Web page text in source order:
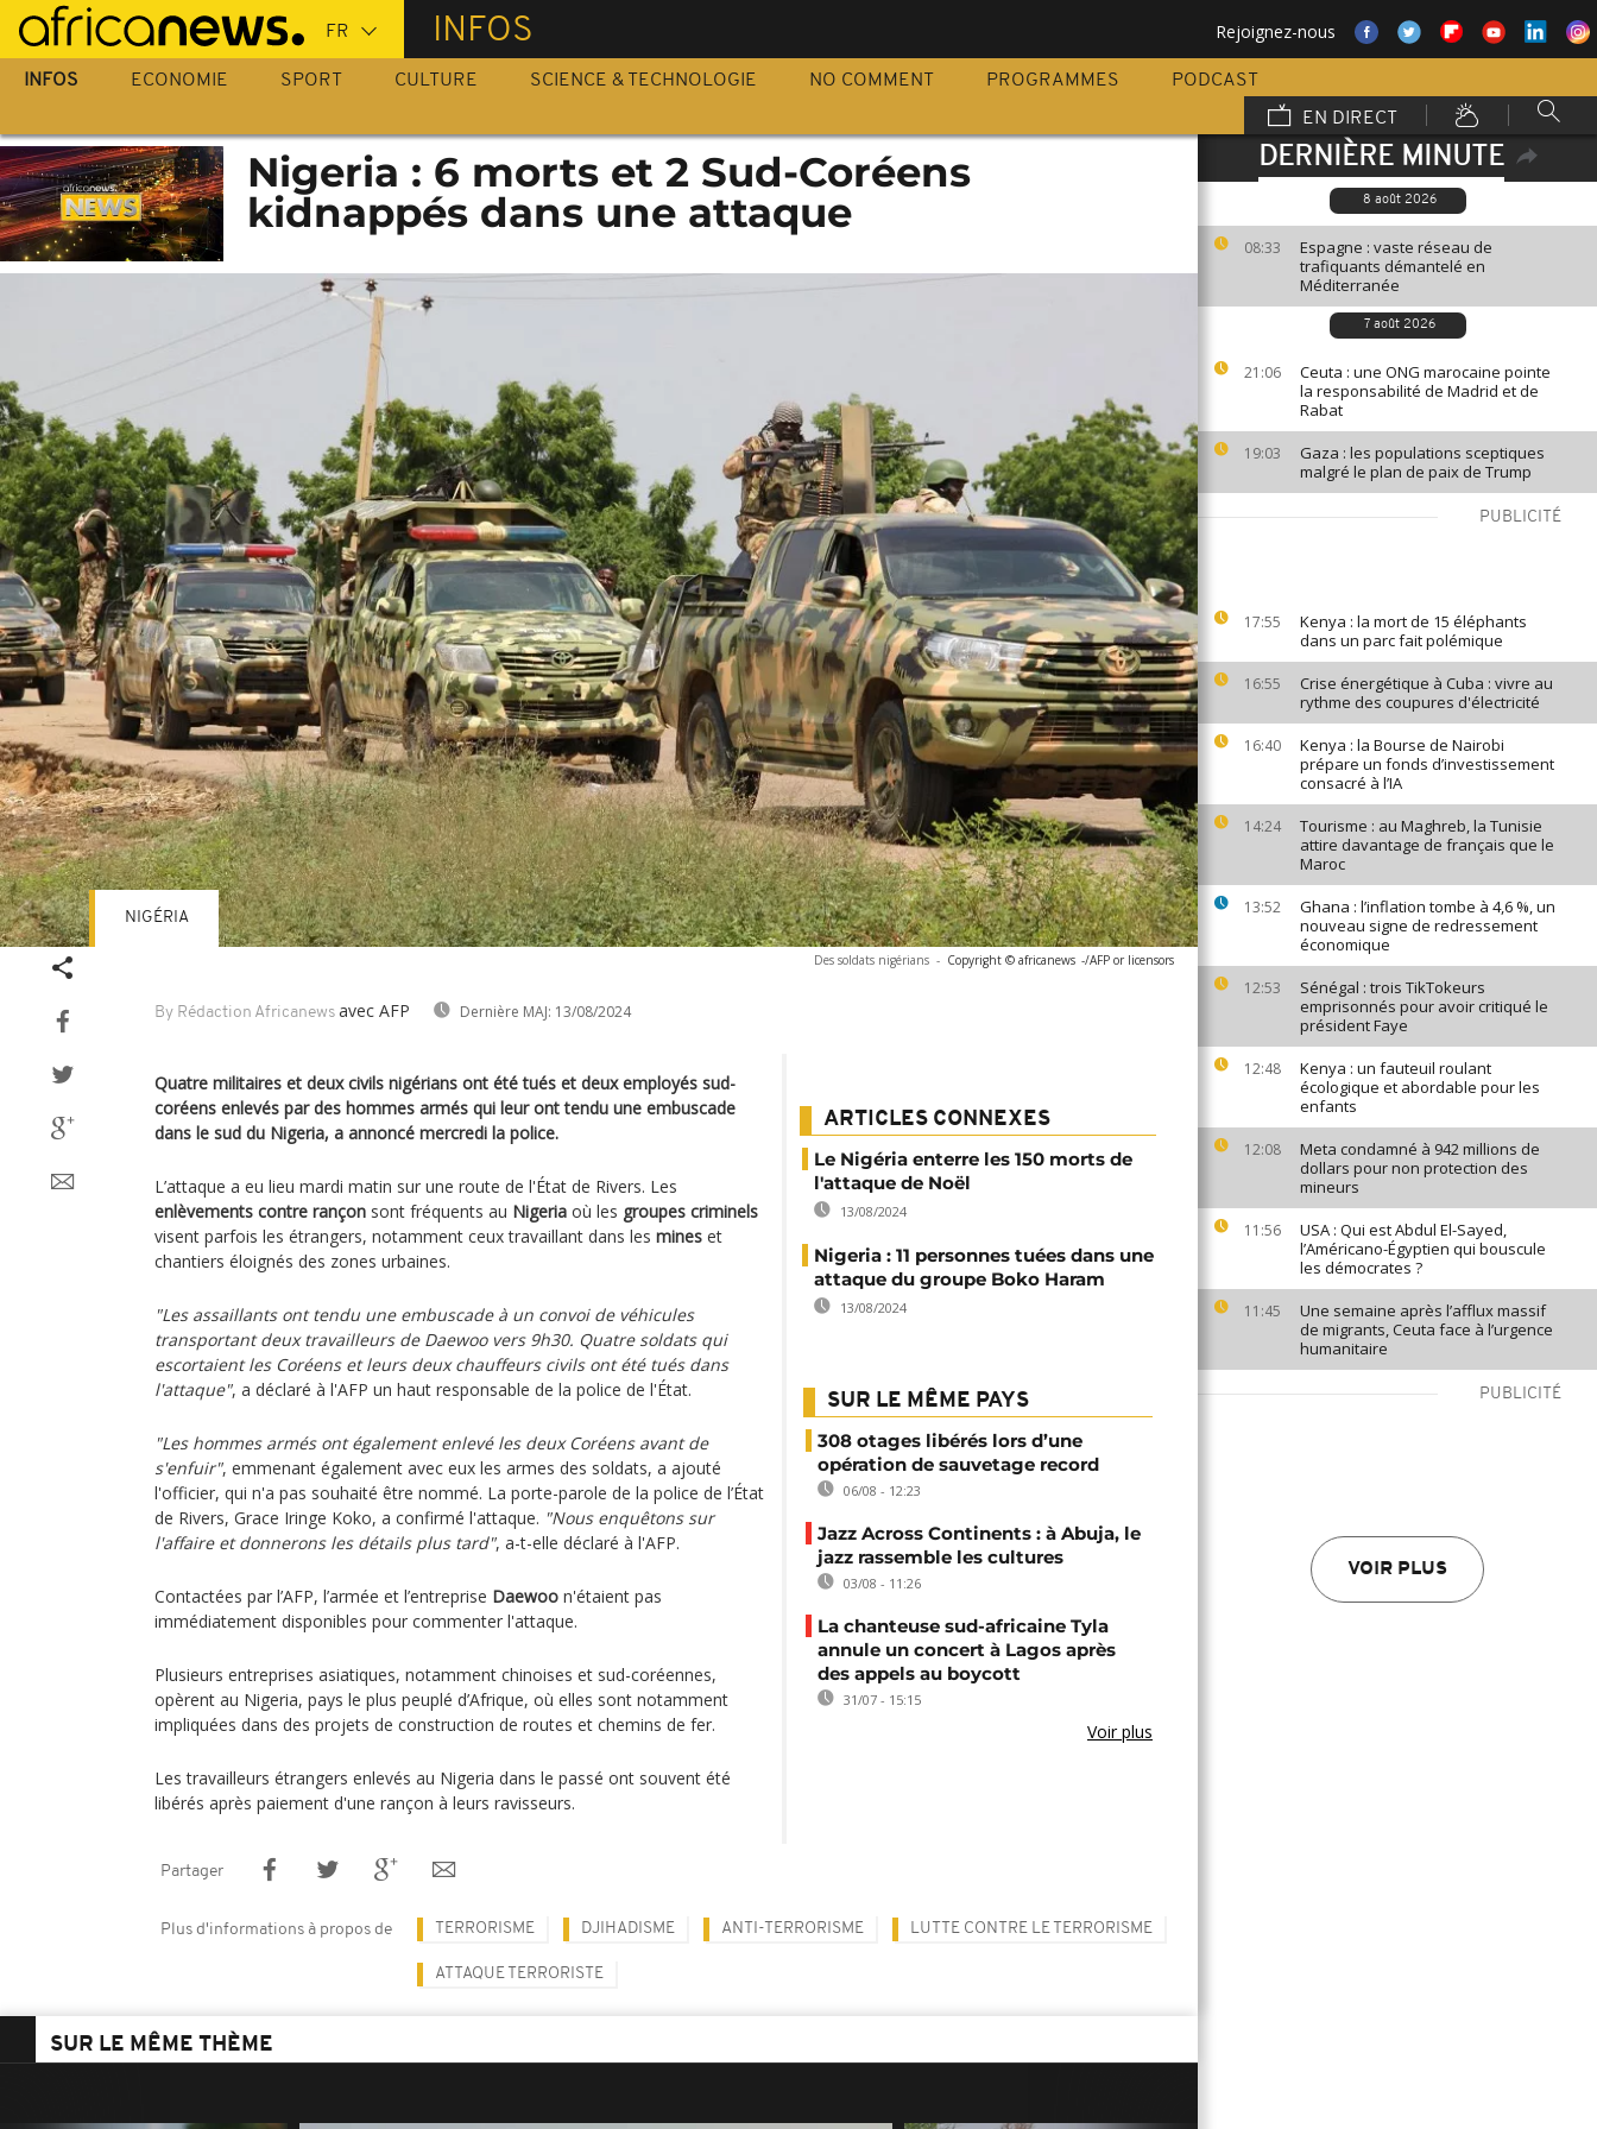
Passer
au
contenu
INFOS Rejoignez-nous
INFOS ECONOMIE SPORT CULTURE SCIENCE & TECHNOLOGIE NO COMMENT PROGRAMMES
PODCAST
EN DIRECT
DERNIÈRE MINUTE
8 août 2026
08:33
Espagne : vaste réseau de
trafiquants démantelé en
Méditerranée
7 août 2026
21:06
Ceuta : une ONG marocaine pointe
la responsabilité de Madrid et de
Rabat
19:03
Gaza : les populations sceptiques
malgré le plan de paix de Trump
PUBLICITÉ
17:55
Kenya : la mort de 15 éléphants
dans un parc fait polémique
16:55
Crise énergétique à Cuba : vivre au
rythme des coupures d'électricité
16:40
Kenya : la Bourse de Nairobi
prépare un fonds d’investissement
consacré à l’IA
14:24
Tourisme : au Maghreb, la Tunisie
attire davantage de français que le
Maroc
13:52
Ghana : l’inflation tombe à 4,6 %, un
nouveau signe de redressement
économique
12:53
Sénégal : trois TikTokeurs
emprisonnés pour avoir critiqué le
président Faye
12:48
Kenya : un fauteuil roulant
écologique et abordable pour les
enfants
12:08
Meta condamné à 942 millions de
dollars pour non protection des
mineurs
11:56
USA : Qui est Abdul El-Sayed,
l’Américano-Égyptien qui bouscule
les démocrates ?
11:45
Une semaine après l’afflux massif
de migrants, Ceuta face à l’urgence
humanitaire
PUBLICITÉ
VOIR PLUS
Nigeria : 6 morts et 2 Sud-Coréens
kidnappés dans une attaque
Des soldats nigérians - Copyright © africanews -/AFP or licensors
By Rédaction Africanews avec AFP Dernière MAJ: 13/08/2024
NIGÉRIA
Quatre militaires et deux civils nigérians ont été tués et deux employés sud-
coréens enlevés par des hommes armés qui leur ont tendu une embuscade
dans le sud du Nigeria, a annoncé mercredi la police.
L’attaque a eu lieu mardi matin sur une route de l'État de Rivers. Les
enlèvements contre rançon sont fréquents au Nigeria où les groupes criminels
visent parfois les étrangers, notamment ceux travaillant dans les mines et
chantiers éloignés des zones urbaines.
"Les assaillants ont tendu une embuscade à un convoi de véhicules
transportant deux travailleurs de Daewoo vers 9h30. Quatre soldats qui
escortaient les Coréens et leurs deux chauffeurs civils ont été tués dans
l'attaque", a déclaré à l'AFP un haut responsable de la police de l'État.
"Les hommes armés ont également enlevé les deux Coréens avant de
s'enfuir", emmenant également avec eux les armes des soldats, a ajouté
l'officier, qui n'a pas souhaité être nommé. La porte-parole de la police de l’État
de Rivers, Grace Iringe Koko, a confirmé l'attaque. "Nous enquêtons sur
l'affaire et donnerons les détails plus tard", a-t-elle déclaré à l'AFP.
Contactées par l’AFP, l’armée et l’entreprise Daewoo n'étaient pas
immédiatement disponibles pour commenter l'attaque.
Plusieurs entreprises asiatiques, notamment chinoises et sud-coréennes,
opèrent au Nigeria, pays le plus peuplé d’Afrique, où elles sont notamment
impliquées dans des projets de construction de routes et chemins de fer.
Les travailleurs étrangers enlevés au Nigeria dans le passé ont souvent été
libérés après paiement d'une rançon à leurs ravisseurs.
ARTICLES CONNEXES
Le Nigéria enterre les 150 morts de
l'attaque de Noël
13/08/2024
Nigeria : 11 personnes tuées dans une
attaque du groupe Boko Haram
13/08/2024
SUR LE MÊME PAYS
308 otages libérés lors d’une
opération de sauvetage record
06/08 - 12:23
Jazz Across Continents : à Abuja, le
jazz rassemble les cultures
03/08 - 11:26
La chanteuse sud-africaine Tyla
annule un concert à Lagos après
des appels au boycott
31/07 - 15:15
Voir plus
Partager
Plus d'informations à propos de TERRORISME DJIHADISME ANTI-TERRORISME LUTTE CONTRE LE TERRORISME
ATTAQUE TERRORISTE
SUR LE MÊME THÈME